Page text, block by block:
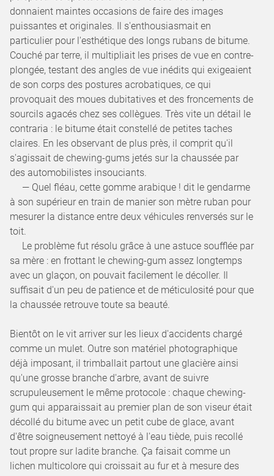
donnaient maintes occasions de faire des images
puissantes et originales. Il s'enthousiasmait en
particulier pour l'esthétique des longs rubans de bitume.
Couché par terre, il multipliait les prises de vue en contre-
plongée, testant des angles de vue inédits qui exigeaient
de son corps des postures acrobatiques, ce qui
provoquait des moues dubitatives et des froncements de
sourcils agacés chez ses collègues. Très vite un détail le
contraria : le bitume était constellé de petites taches
claires. En les observant de plus près, il comprit qu'il
s'agissait de chewing-gums jetés sur la chaussée par
des automobilistes insouciants.
— Quel fléau, cette gomme arabique ! dit le gendarme
à son supérieur en train de manier son mètre ruban pour
mesurer la distance entre deux véhicules renversés sur le
toit.
Le problème fut résolu grâce à une astuce soufflée par
sa mère : en frottant le chewing-gum assez longtemps
avec un glaçon, on pouvait facilement le décoller. Il
suffisait d'un peu de patience et de méticulosité pour que
la chaussée retrouve toute sa beauté.
Bientôt on le vit arriver sur les lieux d'accidents chargé
comme un mulet. Outre son matériel photographique
déjà imposant, il trimballait partout une glacière ainsi
qu'une grosse branche d'arbre, avant de suivre
scrupuleusement le même protocole : chaque chewing-
gum qui apparaissait au premier plan de son viseur était
décollé du bitume avec un petit cube de glace, avant
d'être soigneusement nettoyé à l'eau tiède, puis recollé
tout propre sur ladite branche. Ça faisait comme un
lichen multicolore qui croissait au fur et à mesure des